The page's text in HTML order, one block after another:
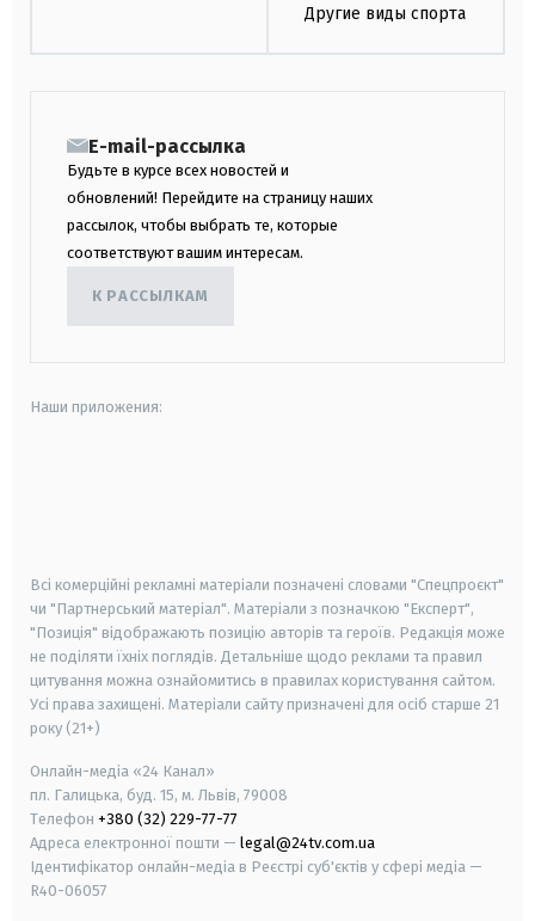
Другие виды спорта
E-mail-рассылка
Будьте в курсе всех новостей и
обновлений! Перейдите на страницу наших
рассылок, чтобы выбрать те, которые
соответствуют вашим интересам.
К РАССЫЛКАМ
Наши приложения:
Всі комерційні рекламні матеріали позначені словами "Спецпроєкт"
чи "Партнерський матеріал". Матеріали з позначкою "Експерт",
"Позиція" відображають позицію авторів та героїв. Редакція може
не поділяти їхніх поглядів. Детальніше щодо реклами та правил
цитування можна ознайомитись в правилах користування сайтом.
Усі права захищені. Матеріали сайту призначені для осіб старше 21
року (21+)
Онлайн-медіа «24 Канал»
пл. Галицька, буд. 15, м. Львів, 79008
Телефон +380 (32) 229-77-77
Адреса електронної пошти — legal@24tv.com.ua
Ідентифікатор онлайн-медіа в Реєстрі суб'єктів у сфері медіа —
R40-06057